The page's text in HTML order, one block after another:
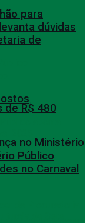
de R$ 480
no Ministério
para
dúvidas
de
Público
no Carnaval